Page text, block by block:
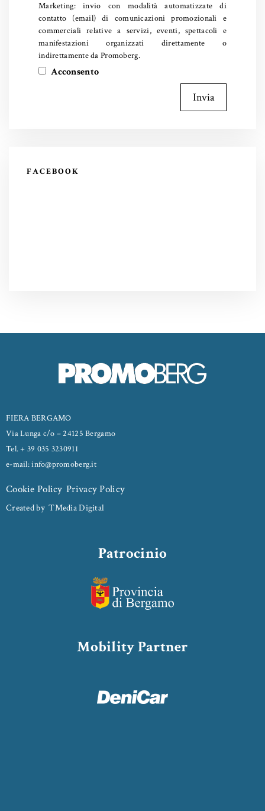
Marketing: invio con modalità automatizzate di
contatto (email) di comunicazioni promozionali e
commerciali relative a servizi, eventi, spettacoli e
manifestazioni organizzati direttamente o
indirettamente da Promoberg.
Acconsento
Invia
FACEBOOK
FIERA BERGAMO
Via Lunga c/o – 24125 Bergamo
Tel. + 39 035 3230911
e-mail: info@promoberg.it
Cookie Policy Privacy Policy
Created byTMedia Digital
Patrocinio
Mobility Partner